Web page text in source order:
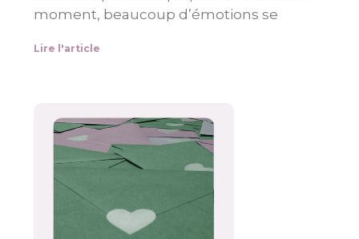
moment, beaucoup d’émotions se
Lire l'article